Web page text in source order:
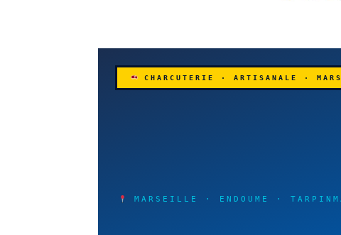
CHARCUTERIE · ARTISANALE ·
MARSEILLE · ENDOUME ·